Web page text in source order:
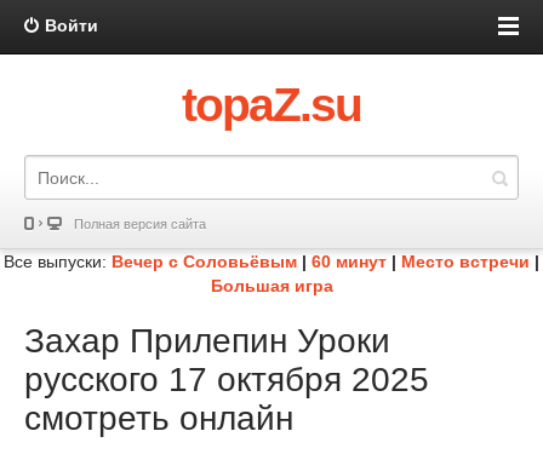
Войти
topaZ.su
Полная версия сайта
Все выпуски: Вечер с Соловьёвым | 60 минут | Место встречи |
Большая игра
Захар Прилепин Уроки
русского 17 октября 2025
смотреть онлайн